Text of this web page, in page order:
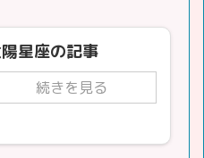
星座の記事
続きを見る